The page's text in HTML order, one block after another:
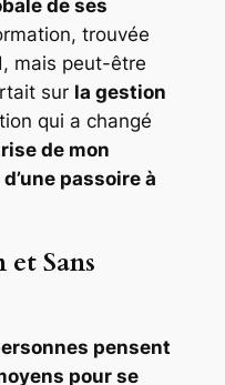
de ses
trouvée
mais peut-être
sur la gestion
qui a changé
de mon
passoire à
Sans
pensent
pour se